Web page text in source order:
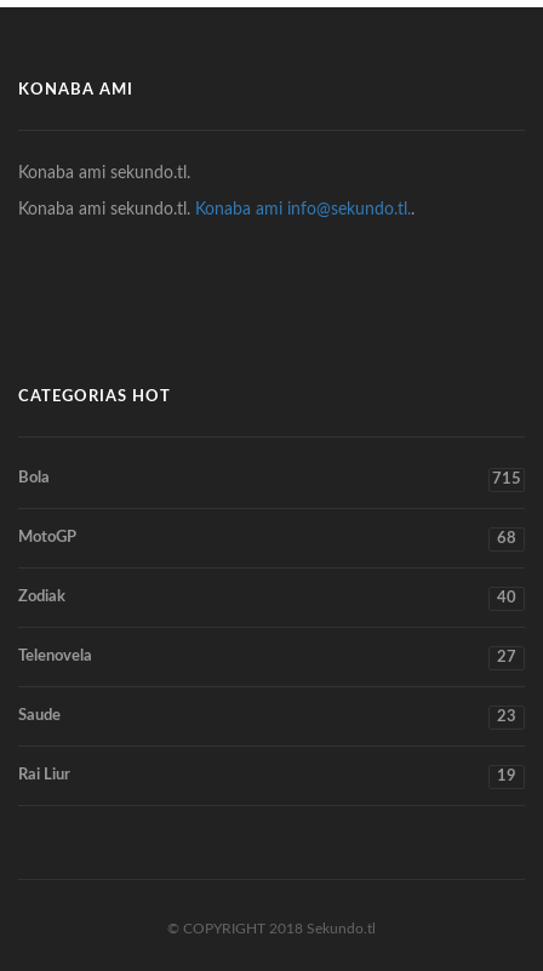
KONABA AMI
Konaba ami sekundo.tl.
Konaba ami sekundo.tl. Konaba ami info@sekundo.tl..
CATEGORIAS HOT
Bola 715
MotoGP 68
Zodiak 40
Telenovela 27
Saude 23
Rai Liur 19
© COPYRIGHT 2018 Sekundo.tl